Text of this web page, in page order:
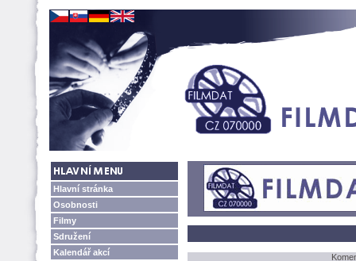
Hlavní stránka
Osobnosti
Filmy
Sdružení
Kalendář akcí